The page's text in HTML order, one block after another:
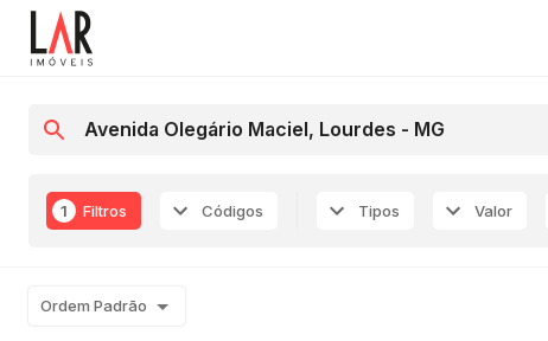
1 Filtros Códigos Tipos Valor
Ordem Padrão